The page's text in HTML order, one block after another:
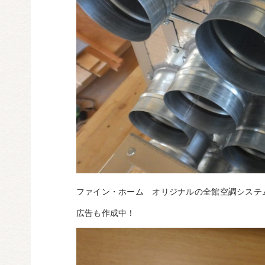
ファイン・ホーム オリジナルの全館空調システ
広告も作成中！